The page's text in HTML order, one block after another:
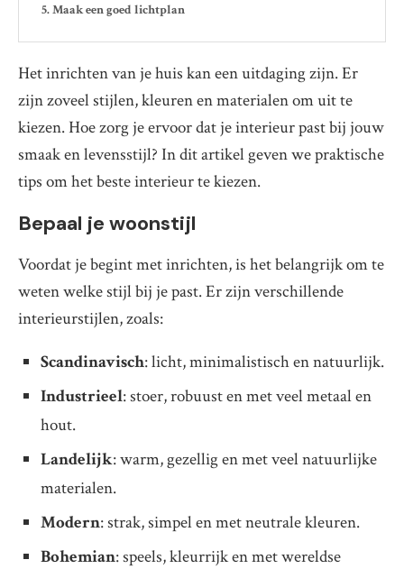
Maak een goed lichtplan
Het inrichten van je huis kan een uitdaging zijn. Er
zijn zoveel stijlen, kleuren en materialen om uit te
kiezen. Hoe zorg je ervoor dat je interieur past bij jouw
smaak en levensstijl? In dit artikel geven we praktische
tips om het beste interieur te kiezen.
Bepaal je woonstijl
Voordat je begint met inrichten, is het belangrijk om te
weten welke stijl bij je past. Er zijn verschillende
interieurstijlen, zoals:
Scandinavisch: licht, minimalistisch en natuurlijk.
Industrieel: stoer, robuust en met veel metaal en
hout.
Landelijk: warm, gezellig en met veel natuurlijke
materialen.
Modern: strak, simpel en met neutrale kleuren.
Bohemian: speels, kleurrijk en met wereldse